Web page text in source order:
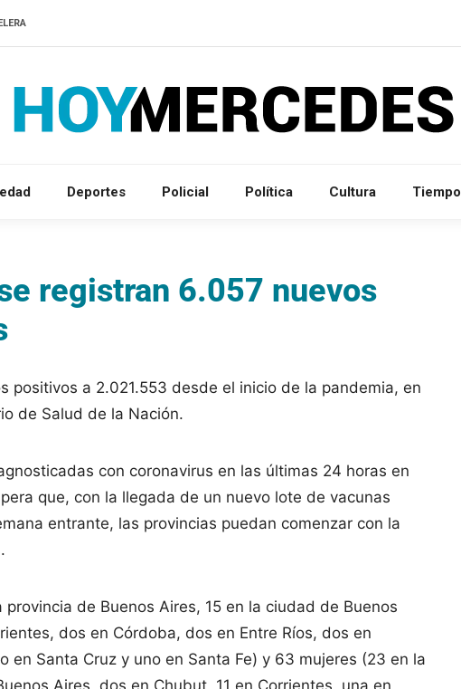
Deportes Policial Política Cultura Tiempo
registran 6.057 nuevos
positivos a 2.021.553 desde el inicio de la pandemia, en
de Salud de la Nación.
con coronavirus en las últimas 24 horas en
que, con la llegada de un nuevo lote de vacunas
entrante, las provincias puedan comenzar con la
de Buenos Aires, 15 en la ciudad de Buenos
dos en Córdoba, dos en Entre Ríos, dos en
en Santa Cruz y uno en Santa Fe) y 63 mujeres (23 en la